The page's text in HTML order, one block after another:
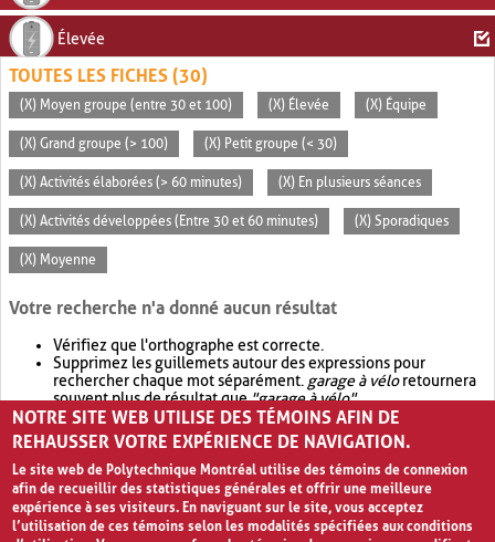
Élevée
TOUTES LES FICHES (30)
(X) Moyen groupe (entre 30 et 100) (X) Élevée (X) Équipe
(X) Grand groupe (> 100) (X) Petit groupe (< 30)
(X) Activités élaborées (> 60 minutes) (X) En plusieurs séances
(X) Activités développées (Entre 30 et 60 minutes) (X) Sporadiques
(X) Moyenne
Votre recherche n'a donné aucun résultat
Vérifiez que l'orthographe est correcte.
Supprimez les guillemets autour des expressions pour
rechercher chaque mot séparément. garage à véloretournera
souvent plus de résultat que"garage à vélo".
Envisagez d'élargir votre recherche avec OR.garage OR vélo
retournera souvent plus de résultat quegarage à vélo
NOTRE SITE WEB UTILISE DES TÉMOINS AFIN DE
REHAUSSER VOTRE EXPÉRIENCE DE NAVIGATION.
Le site web de Polytechnique Montréal utilise des témoins de connexion
afin de recueillir des statistiques générales et offrir une meilleure
expérience à ses visiteurs. En naviguant sur le site, vous acceptez
l’utilisation de ces témoins selon les modalités spécifiées aux conditions